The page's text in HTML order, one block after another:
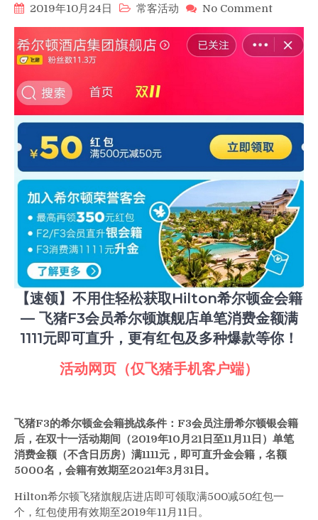
2019年10月24日 常客活动 No Commenton
领】
不
松
获
取
Hilton
希
尔
顿
金
会
籍
—
飞
猪
F3
会
员
店
单
笔
金
【速领】不用住轻松获取Hilton希尔顿金会籍
— 飞猪F3会员希尔顿旗舰店单笔消费金额满
1111元即可直升，更有红包及多种爆款等你！
活动网页（仅飞猪手机客户端）
飞猪F3的希尔顿金会籍挑战条件：F3会员注册希尔顿银会籍
后，在双十一活动期间（2019年10月21日至11月11日）单笔
消费金额（不含日历房）满1111元，即可直升金会籍，名额
5000名，会籍有效期至2021年3月31日。
Hilton希尔顿飞猪旗舰店进店即可领取满500减50红包一
个，红包使用有效期至2019年11月11日。